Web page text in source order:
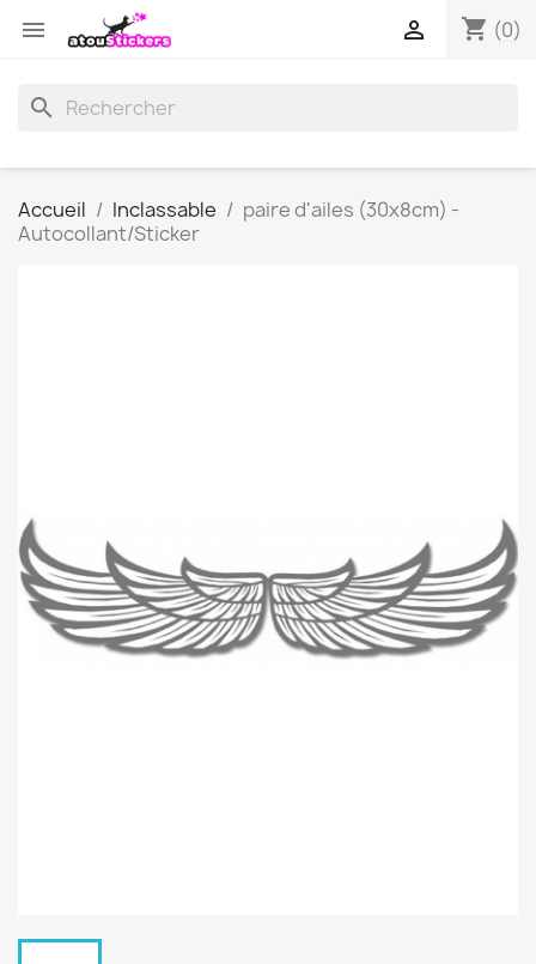
 shopping_cart (0)

search
Accueil Inclassable
paire d'ailes (30x8cm) -
Autocollant/Sticker